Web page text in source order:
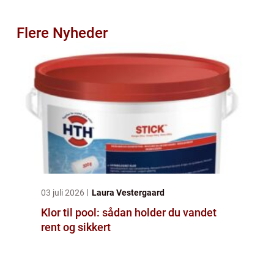
Flere Nyheder
03 juli 2026 Laura Vestergaard
Klor til pool: sådan holder du vandet
rent og sikkert